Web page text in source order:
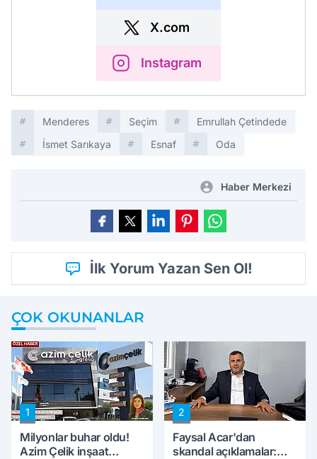
X.com
Instagram
Menderes Seçim
Emrullah Çetindede
İsmet Sarıkaya
Esnaf Oda
Haber Merkezi
İlk Yorum Yazan Sen Ol!
ÇOK OKUNANLAR
1
Milyonlar buhar oldu!
Azim Çelik inşaat
2
Faysal Acar'dan
skandal açıklamalar: